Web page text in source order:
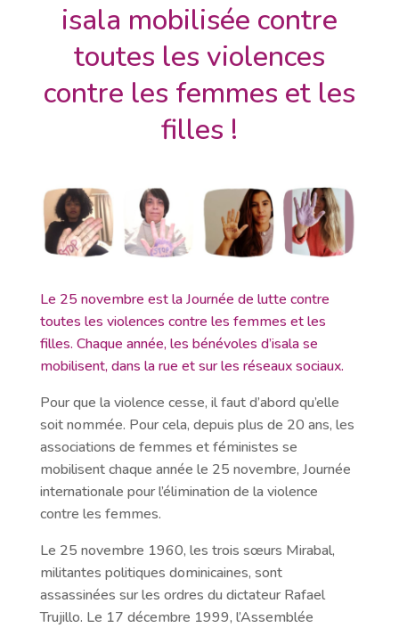
isala mobilisée contre
toutes les violences
contre les femmes et les
filles !
Le 25 novembre est la Journée de lutte contre
toutes les violences contre les femmes et les
filles. Chaque année, les bénévoles d’isala se
mobilisent, dans la rue et sur les réseaux sociaux.
Pour que la violence cesse, il faut d’abord qu’elle
soit nommée. Pour cela, depuis plus de 20 ans, les
associations de femmes et féministes se
mobilisent chaque année le 25 novembre, Journée
internationale pour l’élimination de la violence
contre les femmes.
Le 25 novembre 1960, les trois sœurs Mirabal,
militantes politiques dominicaines, sont
assassinées sur les ordres du dictateur Rafael
Trujillo. Le 17 décembre 1999, l’Assemblée